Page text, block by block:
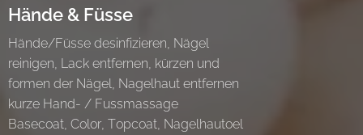
Hände & Füsse
Hände/Füsse desinfizieren, Nägel
reinigen, Lack entfernen, kürzen und
formen der Nägel, Nagelhaut entfernen
kurze Hand- / Fussmassage
Basecoat, Color, Topcoat, Nagelhautoel